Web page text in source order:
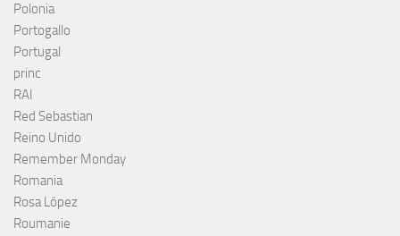
Polonia
Portogallo
Portugal
princ
RAI
Red Sebastian
Reino Unido
Remember Monday
Romania
Rosa López
Roumanie